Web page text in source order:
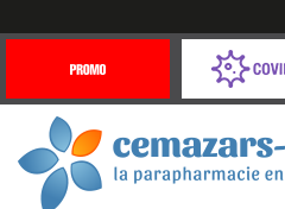
Offres
Coronavirus